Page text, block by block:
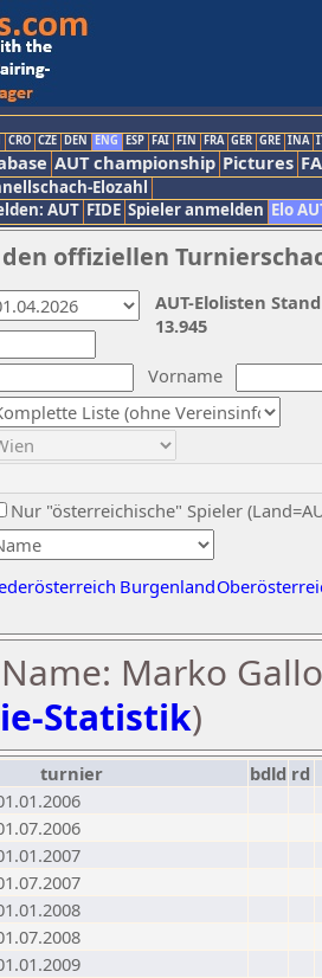
CRO CZE DEN ENG ESP FAI FIN FRA GER GRE INA
AUT championship Pictures
Elozahl
AUT FIDE Spieler anmelden Elo
offiziellen
Vorname
Nur "österreichische" Spieler
Burgenland
AUT-Elolisten
13.945
Marko
Statistik)
turnier bdld rd